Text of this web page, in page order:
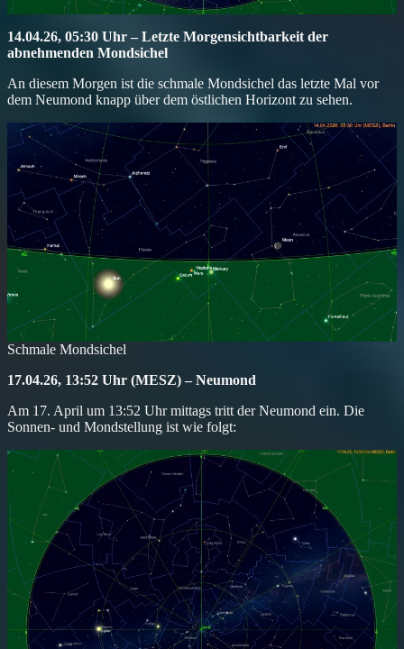
14.04.26, 05:30 Uhr – Letzte Morgensichtbarkeit der
abnehmenden Mondsichel
An diesem Morgen ist die schmale Mondsichel das letzte Mal vor
dem Neumond knapp über dem östlichen Horizont zu sehen.
Schmale Mondsichel
17.04.26, 13:52 Uhr (MESZ) – Neumond
Am 17. April um 13:52 Uhr mittags tritt der Neumond ein. Die
Sonnen- und Mondstellung ist wie folgt: